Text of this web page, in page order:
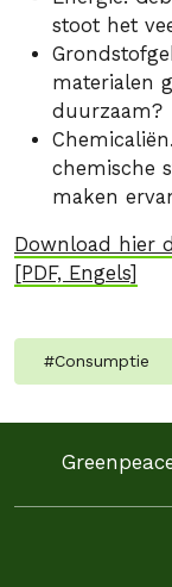
stoot het
materialen
duurzaam?
chemische
maken
Download hier
[PDF, Engels]
#Consumptie